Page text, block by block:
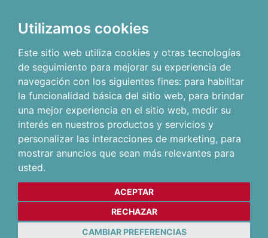
Utilizamos cookies
Este sitio web utiliza cookies y otras tecnologías
de seguimiento para mejorar su experiencia de
navegación con los siguientes fines: para habilitar
la funcionalidad básica del sitio web, para brindar
una mejor experiencia en el sitio web, medir su
interés en nuestros productos y servicios y
personalizar las interacciones de marketing, para
mostrar anuncios que sean más relevantes para
usted.
ACEPTAR
RECHAZAR
CAMBIAR PREFERENCIAS